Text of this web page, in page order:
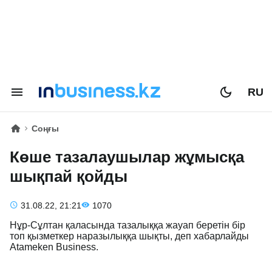
RU
Соңғы
Көше тазалаушылар жұмысқа
шықпай қойды
31.08.22, 21:21 1070
Нұр-Сұлтан қаласында тазалыққа жауап беретін бір
топ қызметкер наразылыққа шықты, деп хабарлайды
Atameken Business.